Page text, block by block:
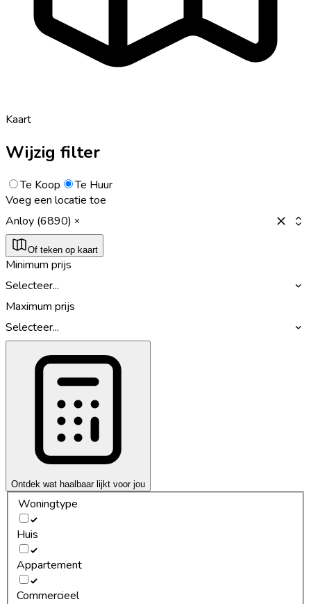
Kaart
Wijzig filter
Te Koop
Te Huur
Voeg een locatie toe
Anloy (6890)
Of teken op kaart
Minimum prijs
Selecteer...
Maximum prijs
Selecteer...
Ontdek wat haalbaar lijkt voor jou
Woningtype
Huis
Appartement
Commercieel